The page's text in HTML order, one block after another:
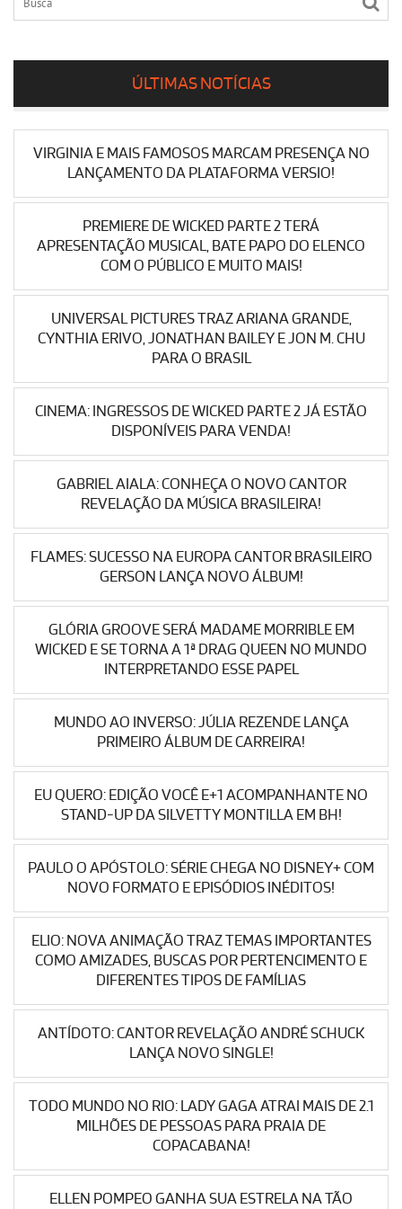
ÚLTIMAS NOTÍCIAS
VIRGINIA E MAIS FAMOSOS MARCAM PRESENÇA NO
LANÇAMENTO DA PLATAFORMA VERSIO!
PREMIERE DE WICKED PARTE 2 TERÁ
APRESENTAÇÃO MUSICAL, BATE PAPO DO ELENCO
COM O PÚBLICO E MUITO MAIS!
UNIVERSAL PICTURES TRAZ ARIANA GRANDE,
CYNTHIA ERIVO, JONATHAN BAILEY E JON M. CHU
PARA O BRASIL
CINEMA: INGRESSOS DE WICKED PARTE 2 JÁ ESTÃO
DISPONÍVEIS PARA VENDA!
GABRIEL AIALA: CONHEÇA O NOVO CANTOR
REVELAÇÃO DA MÚSICA BRASILEIRA!
FLAMES: SUCESSO NA EUROPA CANTOR BRASILEIRO
GERSON LANÇA NOVO ÁLBUM!
GLÓRIA GROOVE SERÁ MADAME MORRIBLE EM
WICKED E SE TORNA A 1ª DRAG QUEEN NO MUNDO
INTERPRETANDO ESSE PAPEL
MUNDO AO INVERSO: JÚLIA REZENDE LANÇA
PRIMEIRO ÁLBUM DE CARREIRA!
EU QUERO: EDIÇÃO VOCÊ E+1 ACOMPANHANTE NO
STAND-UP DA SILVETTY MONTILLA EM BH!
PAULO O APÓSTOLO: SÉRIE CHEGA NO DISNEY+ COM
NOVO FORMATO E EPISÓDIOS INÉDITOS!
ELIO: NOVA ANIMAÇÃO TRAZ TEMAS IMPORTANTES
COMO AMIZADES, BUSCAS POR PERTENCIMENTO E
DIFERENTES TIPOS DE FAMÍLIAS
ANTÍDOTO: CANTOR REVELAÇÃO ANDRÉ SCHUCK
LANÇA NOVO SINGLE!
TODO MUNDO NO RIO: LADY GAGA ATRAI MAIS DE 2.1
MILHÕES DE PESSOAS PARA PRAIA DE
COPACABANA!
ELLEN POMPEO GANHA SUA ESTRELA NA TÃO